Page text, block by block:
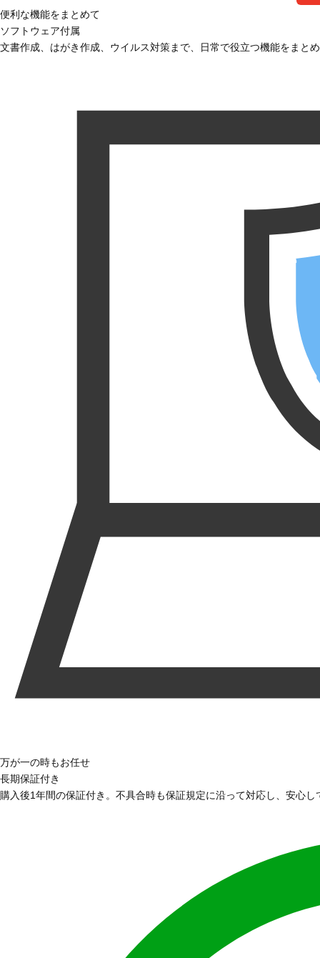
便利な機能をまとめて
ソフトウェア付属
文書作成、はがき作成、ウイルス対策まで、日常で役立つ機能をまと
万が一の時もお任せ
長期保証付き
購入後1年間の保証付き。不具合時も保証規定に沿って対応し、安心